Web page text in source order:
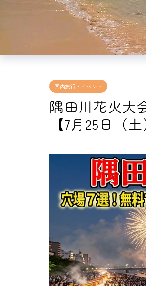
国内旅行・イベント
隅田川花火大
【7月25日（